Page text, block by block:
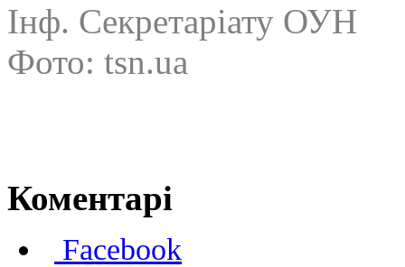
Інф. Секретаріату ОУН
Фото: tsn.ua
Коментарі
Facebook